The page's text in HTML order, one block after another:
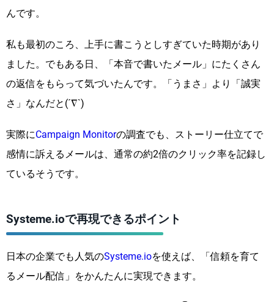
んです。
私も最初のころ、上手に書こうとしすぎていた時期があり
ました。でもある日、「本音で書いたメール」にたくさん
の返信をもらって気づいたんです。「うまさ」より「誠実
さ」なんだと(´∇`)
実際にCampaign Monitorの調査でも、ストーリー仕立てで
感情に訴えるメールは、通常の約2倍のクリック率を記録し
ているそうです。
Systeme.ioで再現できるポイント
日本の企業でも人気のSysteme.ioを使えば、「信頼を育て
るメール配信」をかんたんに実現できます。